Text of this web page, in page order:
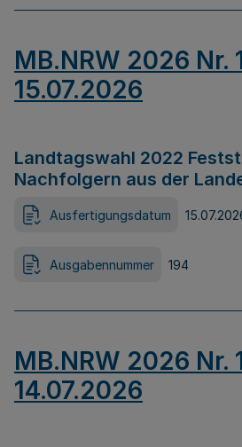
MB.NRW 2026 Nr.
15.07.2026
Landtagswahl 2022
Nachfolgern aus der
Ausfertigungsdatum
Ausgabennummer 194
MB.NRW 2026 Nr.
14.07.2026